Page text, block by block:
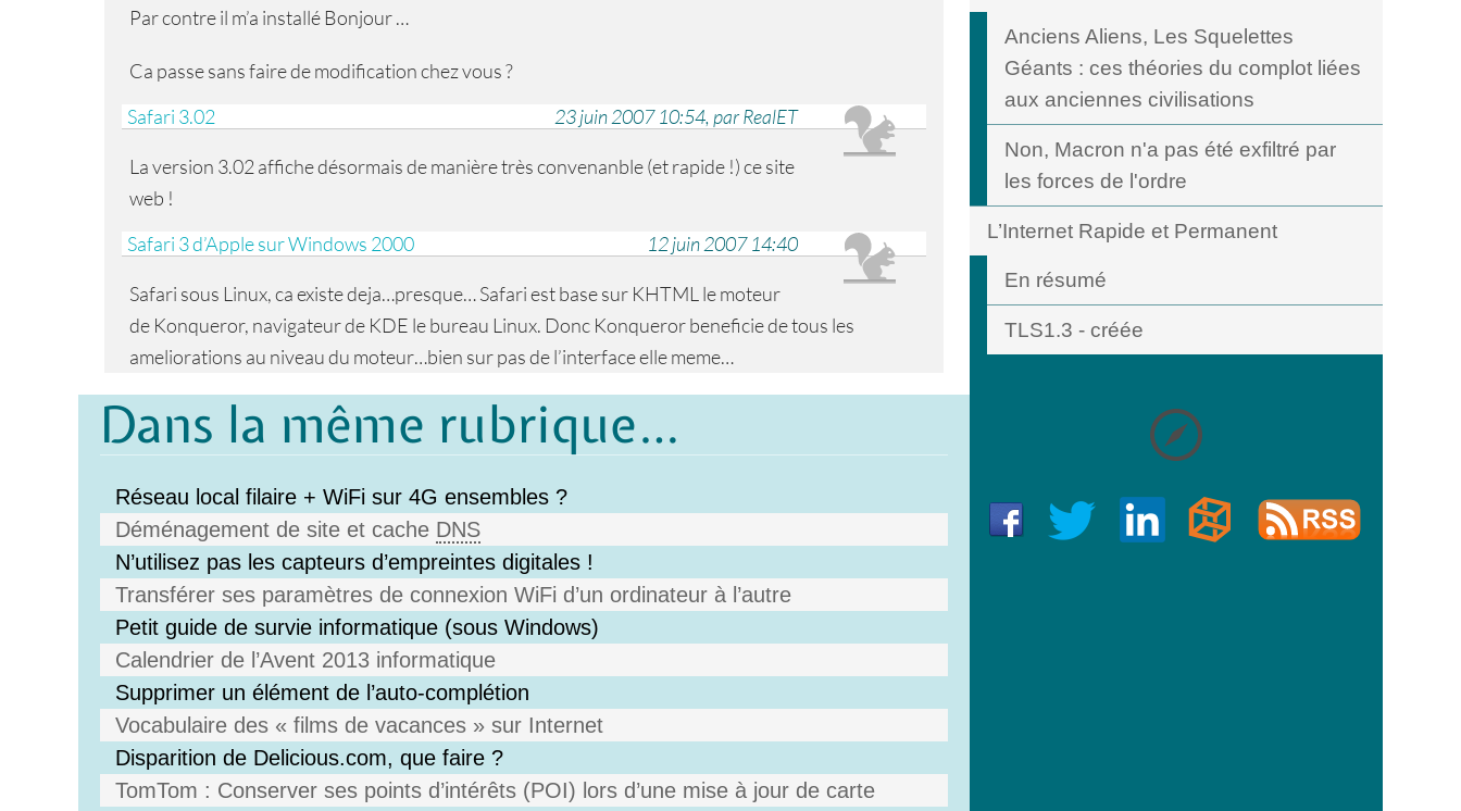
Par contre il m’a installé Bonjour …
Ca passe sans faire de modification chez vous ?
Safari 3.02
23 juin 2007 10:54, par RealET
La version 3.02 affiche désormais de manière très convenanble (et rapide !) ce site
web !
Safari 3 d’Apple sur Windows 2000
12 juin 2007 14:40
Safari sous Linux, ca existe deja…presque… Safari est base sur KHTML le moteur
de Konqueror, navigateur de KDE le bureau Linux. Donc Konqueror beneficie de tous les
ameliorations au niveau du moteur…bien sur pas de l’interface elle meme…
Dans la même rubrique…
Réseau local filaire + WiFi sur 4G ensembles ?
Déménagement de site et cache DNS
N’utilisez pas les capteurs d’empreintes digitales !
Transférer ses paramètres de connexion WiFi d’un ordinateur à l’autre
Petit guide de survie informatique (sous Windows)
Calendrier de l’Avent 2013 informatique
Supprimer un élément de l’auto-complétion
Vocabulaire des « films de vacances » sur Internet
Disparition de Delicious.com, que faire ?
TomTom : Conserver ses points d’intérêts (POI) lors d’une mise à jour de carte
Anciens Aliens, Les Squelettes
Géants : ces théories du complot liées
aux anciennes civilisations
Non, Macron n'a pas été exfiltré par
les forces de l'ordre
L’Internet Rapide et Permanent
En résumé
TLS1.3 - créée